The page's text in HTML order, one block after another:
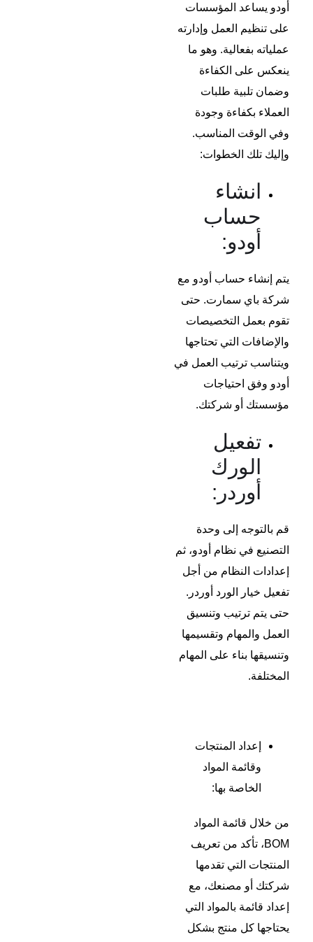
أودو يساعد المؤسسات
على تنظيم العمل وإدارته
عملياته بفعالية. وهو ما
ينعكس على الكفاءة
وضمان تلبية طلبات
العملاء بكفاءة وجودة
وفي الوقت المناسب.
وإليك تلك الخطوات:
انشاء
حساب
أودو:
يتم إنشاء حساب أودو مع
شركة باي سمارت. حتى
تقوم بعمل التخصيصات
والإضافات التي تحتاجها
ويتناسب ترتيب العمل في
أودو وفق احتياجات
مؤسستك أو شركتك.
تفعيل
الورك
أوردر:
قم بالتوجه إلى وحدة
التصنيع في نظام أودو، ثم
إعدادات النظام من أجل
تفعيل خيار الورد أوردر.
حتى يتم ترتيب وتنسيق
العمل والمهام وتقسيمها
وتنسيقها بناء على المهام
المختلفة.
إعداد المنتجات
وقائمة المواد
الخاصة بها:
من خلال قائمة المواد
BOM، تأكد من تعريف
المنتجات التي تقدمها
شركتك أو مصنعك، مع
إعداد قائمة بالمواد التي
يحتاجها كل منتج بشكل